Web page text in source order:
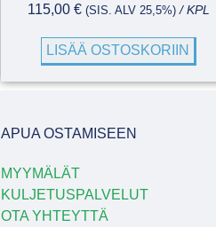
115,00 € (SIS. ALV 25,5%) / KPL
LISÄÄ OSTOSKORIIN
APUA OSTAMISEEN
MYYMÄLÄT
KULJETUSPALVELUT
OTA YHTEYTTÄ